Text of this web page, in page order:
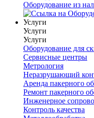
Оборудование из
Услуги
Услуги
Услуги
Оборудование для
Сервисные центры
Метрология
Неразрушающий
Аренда пакерного
Ремонт пакерного
Инженерное
Контроль качества